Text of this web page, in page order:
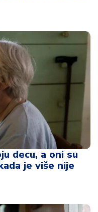
decu, a oni su
je više nije